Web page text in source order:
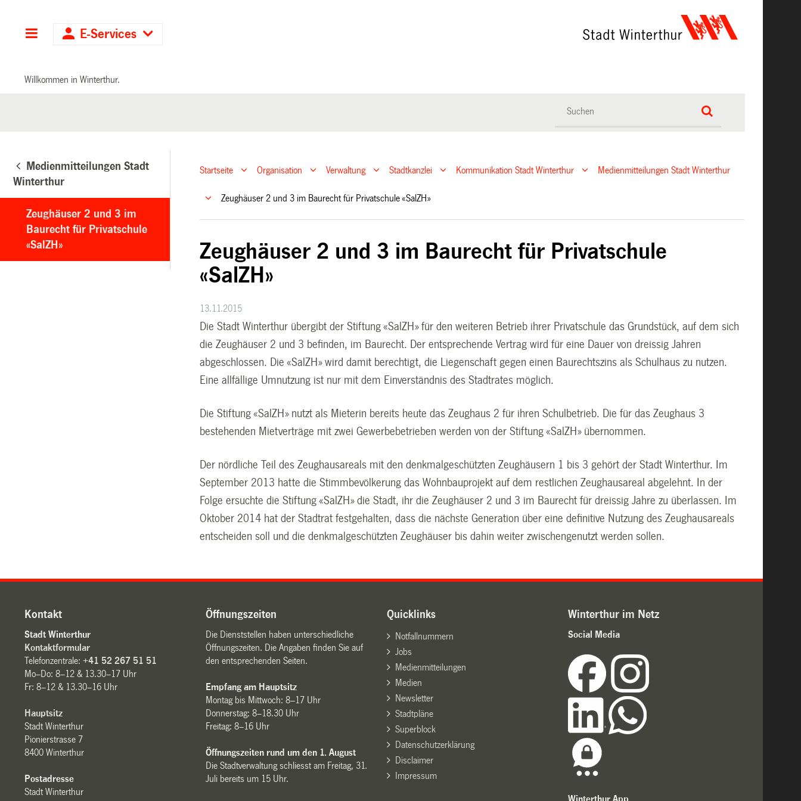
Hauptnavigation
E-Services
Willkommen in Winterthur.
Medienmitteilungen Stadt
Winterthur
Zeughäuser 2 und 3 im
Baurecht für Privatschule
«SalZH»
Startseite Organisation Verwaltung Stadtkanzlei Kommunikation Stadt Winterthur Medienmitteilungen Stadt Winterthur
Zeughäuser 2 und 3 im Baurecht für Privatschule «SalZH»
Zeughäuser 2 und 3 im Baurecht für Privatschule
«SalZH»
13.11.2015
Die Stadt Winterthur übergibt der Stiftung «SalZH» für den weiteren Betrieb ihrer Privatschule das Grundstück, auf dem sich
die Zeughäuser 2 und 3 befinden, im Baurecht. Der entsprechende Vertrag wird für eine Dauer von dreissig Jahren
abgeschlossen. Die «SalZH» wird damit berechtigt, die Liegenschaft gegen einen Baurechtszins als Schulhaus zu nutzen.
Eine allfällige Umnutzung ist nur mit dem Einverständnis des Stadtrates möglich.
Die Stiftung «SalZH» nutzt als Mieterin bereits heute das Zeughaus 2 für ihren Schulbetrieb. Die für das Zeughaus 3
bestehenden Mietverträge mit zwei Gewerbebetrieben werden von der Stiftung «SalZH» übernommen.
Der nördliche Teil des Zeughausareals mit den denkmalgeschützten Zeughäusern 1 bis 3 gehört der Stadt Winterthur. Im
September 2013 hatte die Stimmbevölkerung das Wohnbauprojekt auf dem restlichen Zeughausareal abgelehnt. In der
Folge ersuchte die Stiftung «SalZH» die Stadt, ihr die Zeughäuser 2 und 3 im Baurecht für dreissig Jahre zu überlassen. Im
Oktober 2014 hat der Stadtrat festgehalten, dass die nächste Generation über eine definitive Nutzung des Zeughausareals
entscheiden soll und die denkmalgeschützten Zeughäuser bis dahin weiter zwischengenutzt werden sollen.
Kontakt
Stadt Winterthur
Kontaktformular
Telefonzentrale:+41 52 267 51 51
Mo–Do: 8–12 & 13.30–17 Uhr
Fr: 8–12 & 13.30–16 Uhr
Hauptsitz
Stadt Winterthur
Pionierstrasse 7
8400 Winterthur
Postadresse
Stadt Winterthur
Öffnungszeiten
Die Dienststellen haben unterschiedliche
Öffnungszeiten. Die Angaben finden Sie auf
den entsprechenden Seiten.
Empfang am Hauptsitz
Montag bis Mittwoch: 8–17 Uhr
Donnerstag: 8–18.30 Uhr
Freitag: 8–16 Uhr
Öffnungszeiten rund um den 1. August
Die Stadtverwaltung schliesst am Freitag, 31.
Juli bereits um 15 Uhr.
Quicklinks
Notfallnummern
Jobs
Medienmitteilungen
Medien
Newsletter
Stadtpläne
Superblock
Datenschutzerklärung
Disclaimer
Impressum
Winterthur im Netz
Social Media